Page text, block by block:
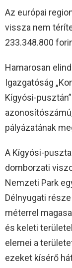
Az európai
vissza nem
233.348.800
Hamarosan
Igazgatóság
Kígyósi-
pályázatának
A Kígyósi-
domborzati
Nemzeti Park
Délnyugati
méterrel
és keleti
elemei a
ezeket kísérő